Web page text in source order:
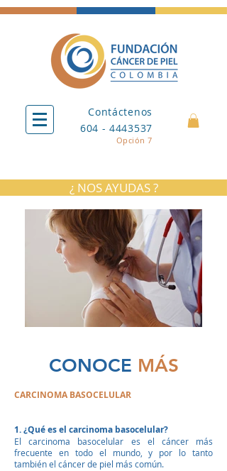
Contáctenos
604 - 4443537
Opción 7
¿ NOS AYUDAS ?
CONOCE MÁS
CARCINOMA BASOCELULAR
1. ¿Qué es el carcinoma basocelular?
El carcinoma basocelular es el cáncer más
frecuente en todo el mundo, y por lo tanto
también el cáncer de piel más común.